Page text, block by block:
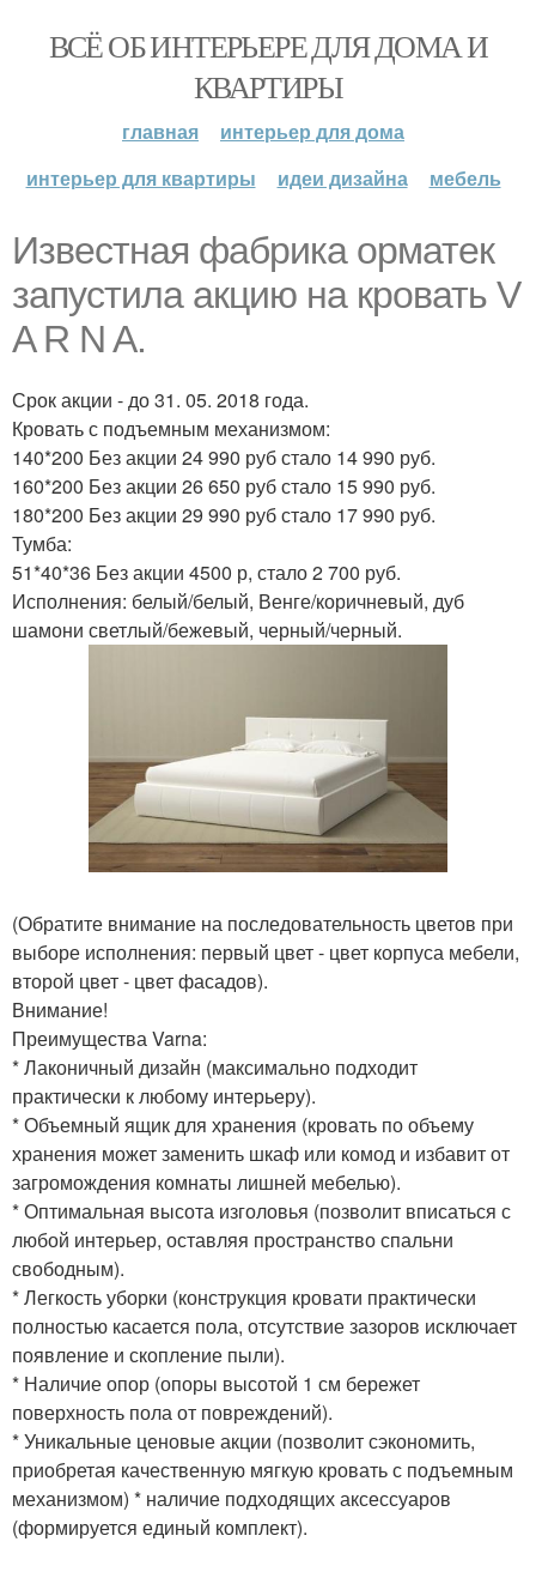
ВСЁ ОБ ИНТЕРЬЕРЕ ДЛЯ ДОМА И
КВАРТИРЫ
главная
интерьер для дома
интерьер для квартиры
идеи дизайна мебель
Известная фабрика орматек
запустила акцию на кровать V
A R N A.
Срок акции - до 31. 05. 2018 года.
Кровать с подъемным механизмом:
140*200 Без акции 24 990 руб стало 14 990 руб.
160*200 Без акции 26 650 руб стало 15 990 руб.
180*200 Без акции 29 990 руб стало 17 990 руб.
Тумба:
51*40*36 Без акции 4500 р, стало 2 700 руб.
Исполнения: белый/белый, Венге/коричневый, дуб
шамони светлый/бежевый, черный/черный.
(Обратите внимание на последовательность цветов при
выборе исполнения: первый цвет - цвет корпуса мебели,
второй цвет - цвет фасадов).
Внимание!
Преимущества Varna:
* Лаконичный дизайн (максимально подходит
практически к любому интерьеру).
* Объемный ящик для хранения (кровать по объему
хранения может заменить шкаф или комод и избавит от
загромождения комнаты лишней мебелью).
* Оптимальная высота изголовья (позволит вписаться с
любой интерьер, оставляя пространство спальни
свободным).
* Легкость уборки (конструкция кровати практически
полностью касается пола, отсутствие зазоров исключает
появление и скопление пыли).
* Наличие опор (опоры высотой 1 см бережет
поверхность пола от повреждений).
* Уникальные ценовые акции (позволит сэкономить,
приобретая качественную мягкую кровать с подъемным
механизмом) * наличие подходящих аксессуаров
(формируется единый комплект).